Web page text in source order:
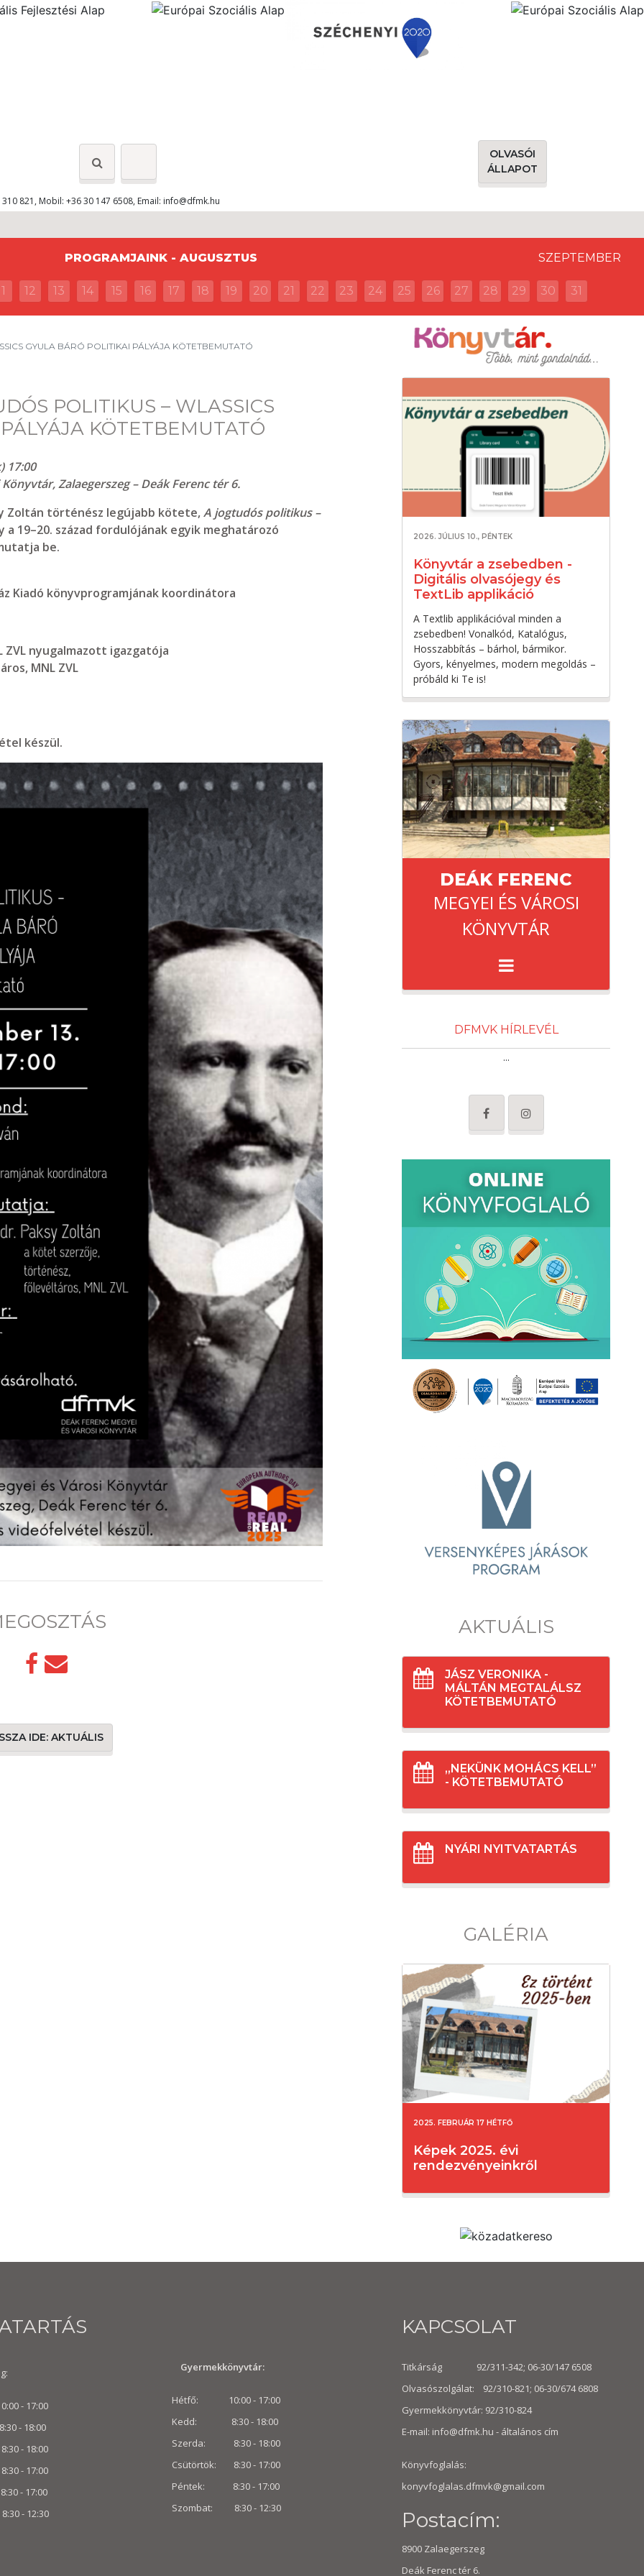
OLVASÓI
ÁLLAPOT
821, Mobil: +36 30 147 6508, Email: info@dfmk.hu
PROGRAMJAINK - AUGUSZTUS SZEPTEMBER
12 13 14 15 16 17 18 19 20 21 22 23 24 25 26 27 28 29 30 31
GYULA BÁRÓ POLITIKAI PÁLYÁJA KÖTETBEMUTATÓ
POLITIKUS – WLASSICS
KÖTETBEMUTATÓ
17:00
Zalaegerszeg – Deák Ferenc tér 6.
Zoltán történész legújabb kötete,A jogtudós politikus –
a 19–20. század fordulójának egyik meghatározó
be.
Kiadó könyvprogramjának koordinátora
ZVL nyugalmazott igazgatója
MNL ZVL
készül.
IDE: AKTUÁLIS
2026. JÚLIUS 10., PÉNTEK
Könyvtár a zsebedben -
Digitális olvasójegy és
TextLib applikáció
A Textlib applikációval minden a
zsebedben! Vonalkód, Katalógus,
Hosszabbítás – bárhol, bármikor.
Gyors, kényelmes, modern megoldás –
próbáld ki Te is!
DEÁK FERENC
MEGYEI ÉS VÁROSI
KÖNYVTÁR
DFMVK HÍRLEVÉL
...
AKTUÁLIS
JÁSZ VERONIKA -
MÁLTÁN MEGTALÁLSZ
KÖTETBEMUTATÓ
„NEKÜNK MOHÁCS KELL”
- KÖTETBEMUTATÓ
NYÁRI NYITVATARTÁS
GALÉRIA
2025. FEBRUÁR 17 HÉTFŐ
Képek 2025. évi
rendezvényeinkről
- 17:00
- 18:00
- 18:00
- 17:00
- 17:00
- 12:30
Gyermekkönyvtár:
Hétfő: 10:00 - 17:00
Kedd: 8:30 - 18:00
Szerda: 8:30 - 18:00
Csütörtök: 8:30 - 17:00
Péntek: 8:30 - 17:00
Szombat: 8:30 - 12:30
KAPCSOLAT
Titkárság 92/311-342; 06-30/147 6508
Olvasószolgálat: 92/310-821; 06-30/674 6808
Gyermekkönyvtár: 92/310-824
E-mail: info@dfmk.hu - általános cím
Könyvfoglalás:
konyvfoglalas.dfmvk@gmail.com
Postacím:
8900 Zalaegerszeg
Deák Ferenc tér 6.